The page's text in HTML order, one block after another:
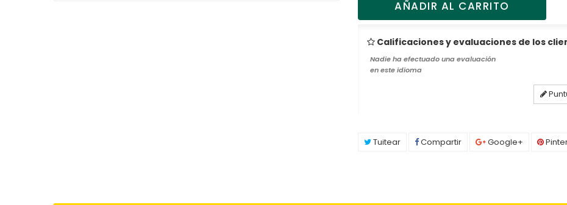
AÑADIR AL CARRITO
Calificaciones y evaluaciones de los
Nadie ha efectuado una evaluación
en este idioma
Tuitear Compartir Google+